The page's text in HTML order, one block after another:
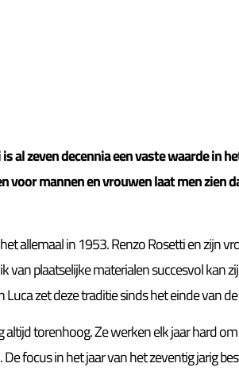
al zeven decennia een vaste waarde in
voor mannen en vrouwen laat men zien
allemaal in 1953. Renzo Rosetti en zijn
plaatselijke materialen succesvol kan
zet deze traditie sinds het einde van
altijd torenhoog. Ze werken elk jaar hard
focus in het jaar van het zeventig jarig